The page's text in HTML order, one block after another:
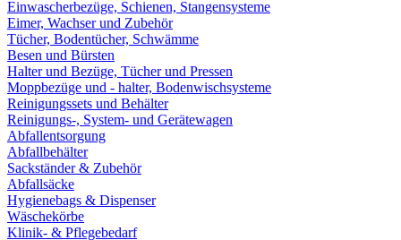
Einwascherbezüge, Schienen, Stangensysteme
Eimer, Wachser und Zubehör
Tücher, Bodentücher, Schwämme
Besen und Bürsten
Halter und Bezüge, Tücher und Pressen
Moppbezüge und - halter, Bodenwischsysteme
Reinigungssets und Behälter
Reinigungs-, System- und Gerätewagen
Abfallentsorgung
Abfallbehälter
Sackständer & Zubehör
Abfallsäcke
Hygienebags & Dispenser
Wäschekörbe
Klinik- & Pflegebedarf